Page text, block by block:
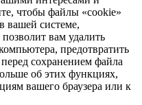
чтобы файлы «cookie»
вашей системе,
вам удалить
предотвратить
сохранением файла
об этих функциях,
вашего браузера или к